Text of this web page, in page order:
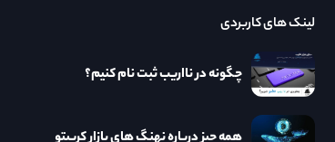
لینک های کاربردی
چگونه در نااریب ثبت نام کنیم؟